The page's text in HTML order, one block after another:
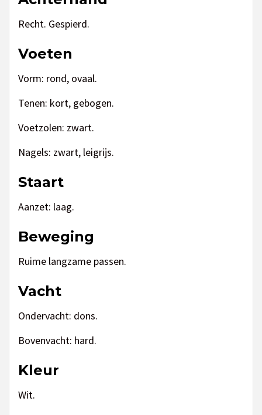
Recht. Gespierd.
Voeten
Vorm: rond, ovaal.
Tenen: kort, gebogen.
Voetzolen: zwart.
Nagels: zwart, leigrijs.
Staart
Aanzet: laag.
Beweging
Ruime langzame passen.
Vacht
Ondervacht: dons.
Bovenvacht: hard.
Kleur
Wit.